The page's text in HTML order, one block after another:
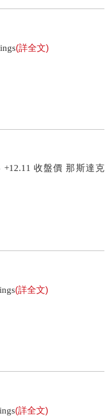
(詳全文)
收盤價 那斯達克
(詳全文)
(詳全文)